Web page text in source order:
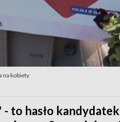
na kobiety
to hasło